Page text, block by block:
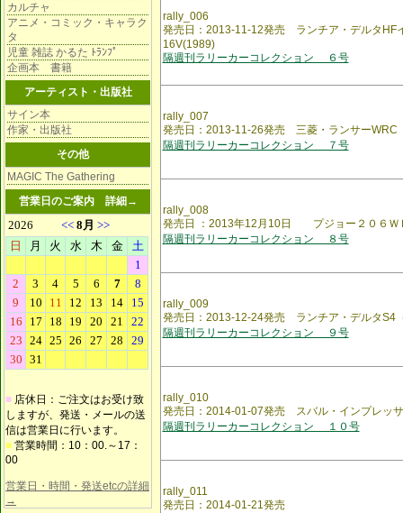
カルチャ
アニメ・コミック・キャラク
タ
児童 雑誌 かるた ﾄﾗﾝﾌﾟ
企画本 書籍
アーティスト・出版社
サイン本
作家・出版社
その他
MAGIC The Gathering
営業日のご案内 詳細→
■ 店休日：ご注文はお受け致
しますが、発送・メールの送
信は営業日に行います。
■ 営業時間：10：00.～17：
00
営業日・時間・発送etcの詳細
→
rally_006
発売日：2013-11-12発売 ランチア・デルタHF
16V(1989)
隔週刊ラリーカーコレクション ６号
rally_007
発売日：2013-11-26発売 三菱・ランサーWRC
隔週刊ラリーカーコレクション ７号
rally_008
発売日 ：2013年12月10日 プジョー２０６Ｗ
隔週刊ラリーカーコレクション ８号
rally_009
発売日：2013-12-24発売 ランチア・デルタS4
隔週刊ラリーカーコレクション ９号
rally_010
発売日：2014-01-07発売 スバル・インプレッ
隔週刊ラリーカーコレクション １０号
rally_011
発売日：2014-01-21発売